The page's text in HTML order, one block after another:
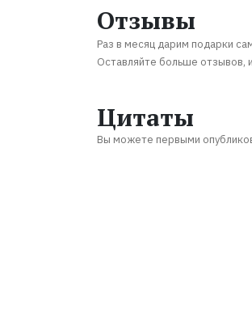
Отзывы
Раз в месяц дарим подарки
Оставляйте больше отзывов,
Цитаты
Вы можете первыми